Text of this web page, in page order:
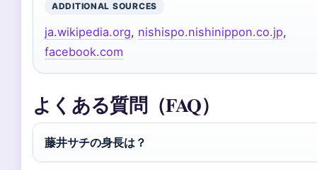
ADDITIONAL SOURCES
ja.wikipedia.org, nishispo.nishinippon.co.jp,
facebook.com
よくある質問（FAQ）
藤井サチの身長は？